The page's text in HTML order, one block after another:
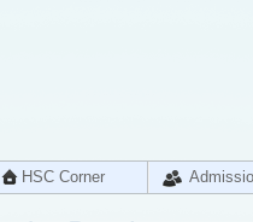
HSC Corner